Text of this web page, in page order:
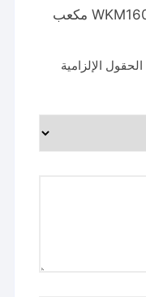
كن أول من يقيم “WKM1601 WADFOW مكعب
الحقول الإلزامية